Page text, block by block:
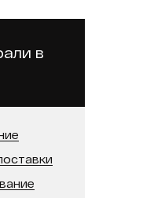
Intechirs
в